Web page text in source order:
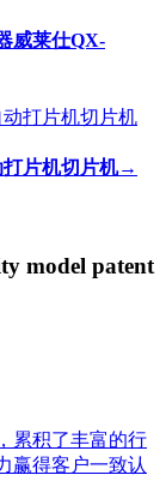
威莱仕QX-
片机切片机→
model patent
累积了丰富的行
赢得客户一致认